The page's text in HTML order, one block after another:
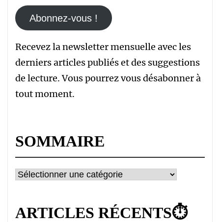
Abonnez-vous !
Recevez la newsletter mensuelle avec les
derniers articles publiés et des suggestions
de lecture. Vous pourrez vous désabonner à
tout moment.
SOMMAIRE
Sommaire
ARTICLES RÉCENTS⏱